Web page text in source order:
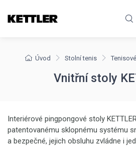
Úvod Stolní tenis
Vnitřní stoly
Interiérové pingpongové stoly
patentovanému sklopnému systému
a bezpečné, jejich obsluhu zvládne i